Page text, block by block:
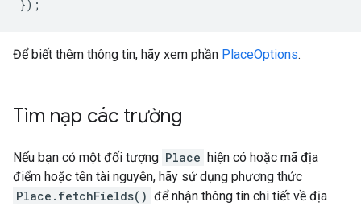
});
Để biết thêm thông tin, hãy xem phần PlaceOptions.
Tìm nạp các trường
Nếu bạn có một đối tượng Place hiện có hoặc mã địa
điểm hoặc tên tài nguyên, hãy sử dụng phương thức
Place.fetchFields() để nhận thông tin chi tiết về địa